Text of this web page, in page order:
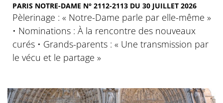
PARIS NOTRE-DAME N° 2112-2113 DU 30 JUILLET 2026
Pèlerinage : « Notre-Dame parle par elle-même »
• Nominations : À la rencontre des nouveaux
curés • Grands-parents : « Une transmission par
le vécu et le partage »